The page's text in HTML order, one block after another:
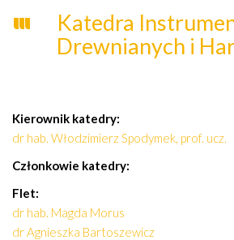
Katedra
Drewnianych i
Kierownik katedry:
dr hab. Włodzimierz Spodymek, prof. ucz.
Członkowie katedry:
Flet:
dr hab. Magda Morus
dr Agnieszka Bartoszewicz